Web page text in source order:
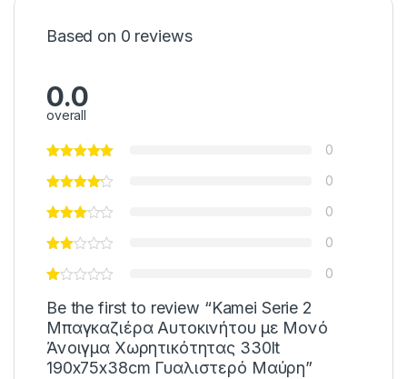
Based on 0 reviews
0.0
overall
0
0
0
0
0
Be the first to review “Kamei Serie 2
Μπαγκαζιέρα Αυτοκινήτου με Μονό
Άνοιγμα Χωρητικότητας 330lt
190x75x38cm Γυαλιστερό Μαύρη”